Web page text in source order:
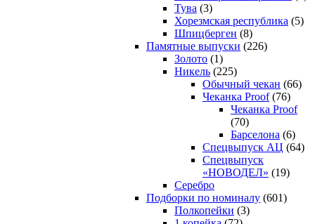
Тува (3)
Хорезмская республика (5)
Шпицберген (8)
Памятные выпуски (226)
Золото (1)
Никель (225)
Обычный чекан (66)
Чеканка Proof(76)
Чеканка Proof
(70)
Барселона (6)
Спецвыпуск АЦ (64)
Спецвыпуск
«НОВОДЕЛ» (19)
Серебро
Подборки по номиналу (601)
Полкопейки (3)